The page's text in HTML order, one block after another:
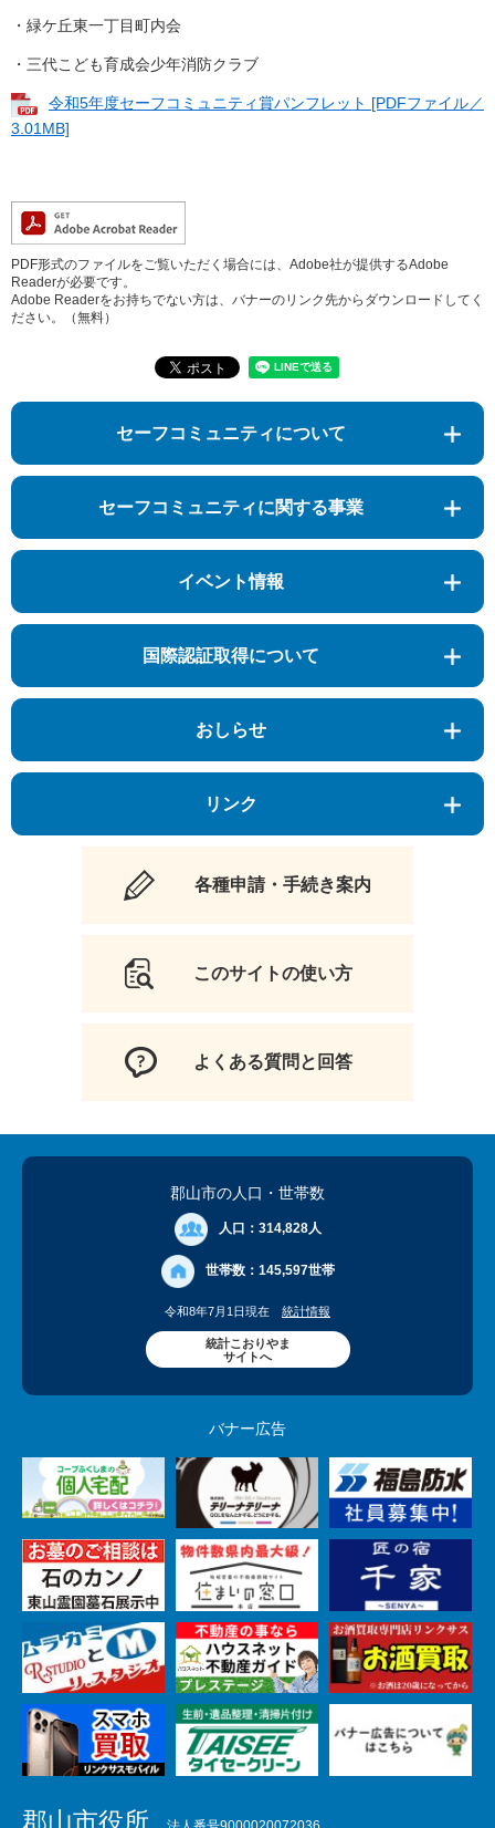
・緑ケ丘東一丁目町内会
・三代こども育成会少年消防クラブ
令和5年度セーフコミュニティ賞パンフレット [PDFファイル／
3.01MB]
PDF形式のファイルをご覧いただく場合には、Adobe社が提供するAdobe
Readerが必要です。
Adobe Readerをお持ちでない方は、バナーのリンク先からダウンロードしてく
ださい。（無料）
セーフコミュニティについて
セーフコミュニティに関する事業
イベント情報
国際認証取得について
おしらせ
リンク
各種申請・手続き案内
このサイトの使い方
よくある質問と回答
郡山市の人口 ・世帯数
人口： 314,828人
世帯数： 145,597世帯
令和8年7月1日現在 統計情報
統計こおりやま
サイトへ
バナー広告
郡山市役所